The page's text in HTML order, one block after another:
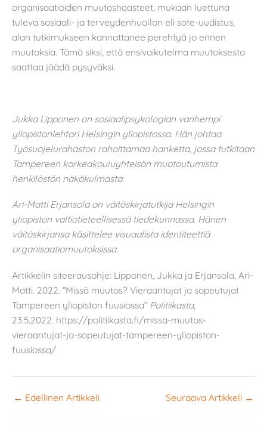
organisaatioiden muutoshaasteet, mukaan luettuna
tuleva sosiaali- ja terveydenhuollon eli sote-uudistus,
alan tutkimukseen kannattanee perehtyä jo ennen
muutoksia. Tämä siksi, että ensivaikutelma muutoksesta
saattaa jäädä pysyväksi.
Jukka Lipponen on sosiaalipsykologian vanhempi
yliopistonlehtori Helsingin yliopistossa. Hän johtaa
Työsuojelurahaston rahoittamaa hanketta, jossa tutkitaan
Tampereen korkeakouluyhteisön muotoutumista
henkilöstön näkökulmasta.
Ari-Matti Erjansola on väitöskirjatutkija Helsingin
yliopiston valtiotieteellisessä tiedekunnassa. Hänen
väitöskirjansa käsittelee visuaalista identiteettiä
organisaatiomuutoksissa.
Artikkelin siteerausohje: Lipponen, Jukka ja Erjansola, Ari-
Matti. 2022. ”Missä muutos? Vieraantujat ja sopeutujat
Tampereen yliopiston fuusiossa” Politiikasta,
23.5.2022. https://politiikasta.fi/missa-muutos-
vieraantujat-ja-sopeutujat-tampereen-yliopiston-
fuusiossa/
← Edellinen Artikkeli Seuraava Artikkeli →